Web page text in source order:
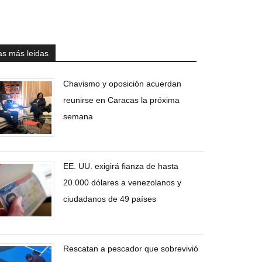
más leidas
Chavismo y oposición acuerdan
reunirse en Caracas la próxima
semana
EE. UU. exigirá fianza de hasta
20.000 dólares a venezolanos y
ciudadanos de 49 países
Rescatan a pescador que sobrevivió